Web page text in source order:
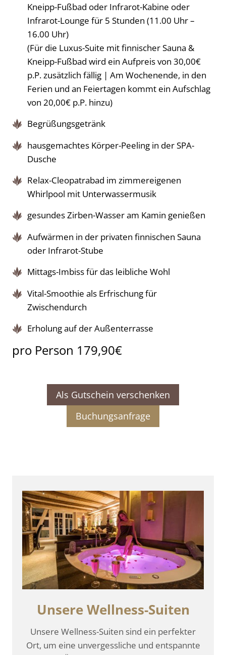
Kneipp-Fußbad oder Infrarot-Kabine oder
Infrarot-Lounge für 5 Stunden (11.00 Uhr –
16.00 Uhr)
(Für die Luxus-Suite mit finnischer Sauna &
Kneipp-Fußbad wird ein Aufpreis von 30,00€
p.P. zusätzlich fällig | Am Wochenende, in den
Ferien und an Feiertagen kommt ein Aufschlag
von 20,00€ p.P. hinzu)
Begrüßungsgetränk
hausgemachtes Körper-Peeling in der SPA-
Dusche
Relax-Cleopatrabad im zimmereigenen
Whirlpool mit Unterwassermusik
gesundes Zirben-Wasser am Kamin genießen
Aufwärmen in der privaten finnischen Sauna
oder Infrarot-Stube
Mittags-Imbiss für das leibliche Wohl
Vital-Smoothie als Erfrischung für
Zwischendurch
Erholung auf der Außenterrasse
pro Person 179,90€
Als Gutschein verschenken
Buchungsanfrage
Unsere Wellness-Suiten
Unsere Wellness-Suiten sind ein perfekter
Ort, um eine unvergessliche und entspannte